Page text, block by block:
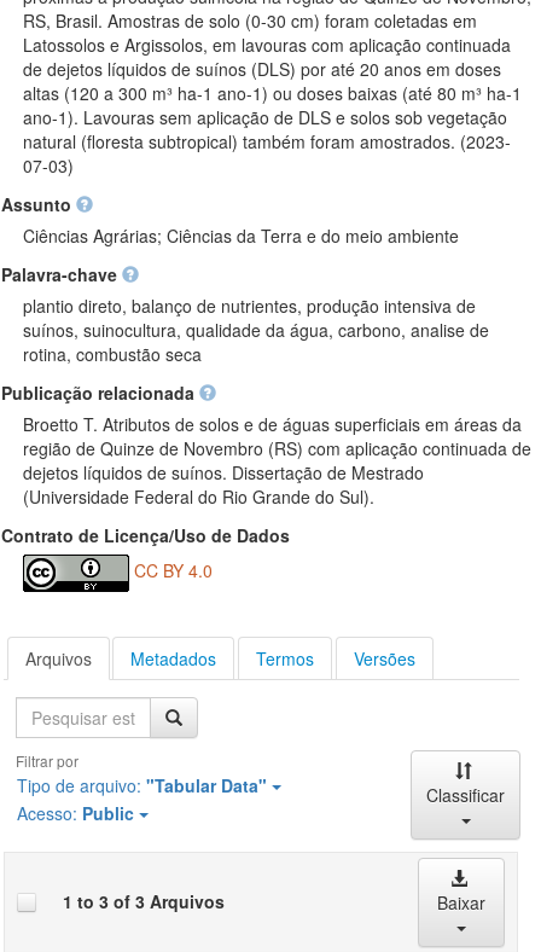
RS, Brasil. Amostras de solo (0-30 cm) foram coletadas em
Latossolos e Argissolos, em lavouras com aplicação continuada
de dejetos líquidos de suínos (DLS) por até 20 anos em doses
altas (120 a 300 m³ ha-1 ano-1) ou doses baixas (até 80 m³ ha-1
ano-1). Lavouras sem aplicação de DLS e solos sob vegetação
natural (floresta subtropical) também foram amostrados. (2023-
07-03)
Assunto
Ciências Agrárias; Ciências da Terra e do meio ambiente
Palavra-chave
plantio direto, balanço de nutrientes, produção intensiva de
suínos, suinocultura, qualidade da água, carbono, analise de
rotina, combustão seca
Publicação relacionada
Broetto T. Atributos de solos e de águas superficiais em áreas da
região de Quinze de Novembro (RS) com aplicação continuada de
dejetos líquidos de suínos. Dissertação de Mestrado
(Universidade Federal do Rio Grande do Sul).
Contrato de Licença/Uso de Dados
CC BY 4.0
Arquivos Metadados Termos Versões
Pesquisa
Filtrar por
Tipo de arquivo: "Tabular Data"
Acesso: Public
Classificar
1 to 3 of 3 Arquivos Baixar